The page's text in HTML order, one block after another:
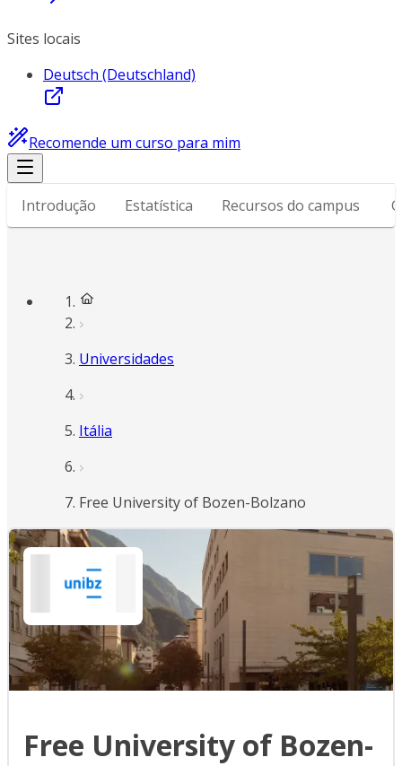
Sites locais
Deutsch (Deutschland)
Recomende um curso para mim
Introdução Estatística Recursos do campus
Universidades
Itália
Free University of Bozen-Bolzano
Free University of Bozen-